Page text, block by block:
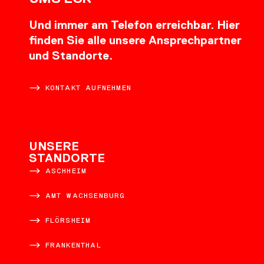
Und immer am Telefon erreichbar. Hier
finden Sie alle unsere Ansprechpartner
und Standorte.
KONTAKT AUFNEHMEN
UNSERE
STANDORTE
ASCHHEIM
AMT WACHSENBURG
FLÖRSHEIM
FRANKENTHAL